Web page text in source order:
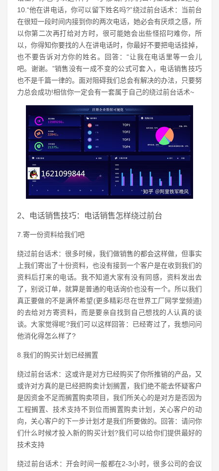
10.“他在讲电话，你可以留下姓名吗?”绕过前台话术：当前台
在很短一段时间内接到你的两次电话，她必会有厌烦之感，所
以你第二次再打给对方时，很可能她会出些怪招叼难你，所
以，你得知你要找的人在讲电话时，你最好不要把电话挂掉，
也不要告诉对方你的姓名。回答：“让我在电话里等一会儿
吧。谢谢。”销售没有一成不变的公式可套入，电话销售技巧
也不是千篇一律的。面对阻碍我们总会有解决的办法，只要努
力总会成功!相信你一定会有一套属于自己的绕过前台话术~
2、电话销售技巧：电话销售怎样绕过前台
7.寄一份资料给我们吧
绕过前台话术：很多时候，我们做销售的都会这样做，但事实
上我们寄出了十份资料，也没有接到一个客户是在收到我们的
资料后打来的电话。我不知道大家有没有同感，资料发出去
了，别说订单，就算是普通的电话询价也没有一个。所以我们
真正要做的不是满怀希望(更多精彩尽在世界工厂网学堂频道)
的去给对方寄资料，而是要亲自找到自己想找的人认真的谈
谈。大家觉得呢?我们可以这样回答：已经寄过了，我想问问
他消化得怎么样了?
8.我们的购买计划已经搁置
绕过前台话术：这或许是对方已经购买了你所推销的产品，又
或许对方真的是已经把购卖计划搁置，我们绝不能去怀疑客户
是因资金不足而搁置购卖项目，我们所关心的是对方是否因为
工程搁置、技术支持不到位而搁置购卖计划，关心客户的动
向，关心客户的下一步计划才是我们所要做的。回答：请问你
们什么时候才投入新的购买计划?我们可以给你们提供最好的
技术支持
绕过前台话术：开会时间一般都在2-3小时，很多公司的会议